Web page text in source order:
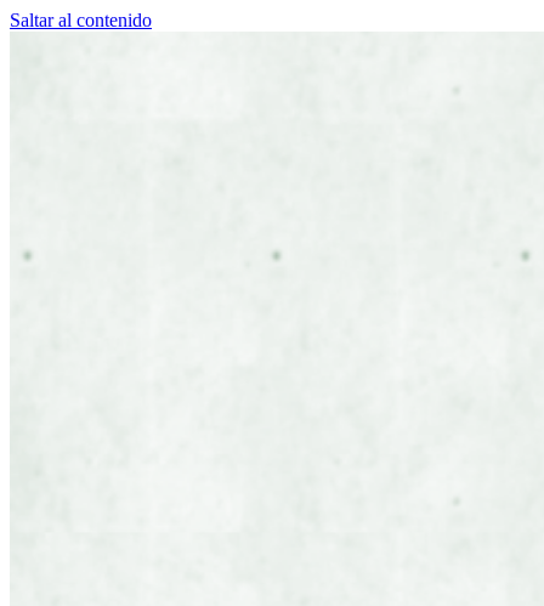
Saltar al contenido